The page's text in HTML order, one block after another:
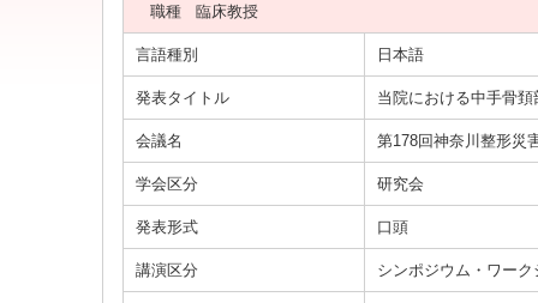
職種
臨床教授
言語種別 日本語
発表タイトル 当院における中手骨
会議名 第178回神奈川整形災
学会区分 研究会
発表形式 口頭
講演区分 シンポジウム・ワー